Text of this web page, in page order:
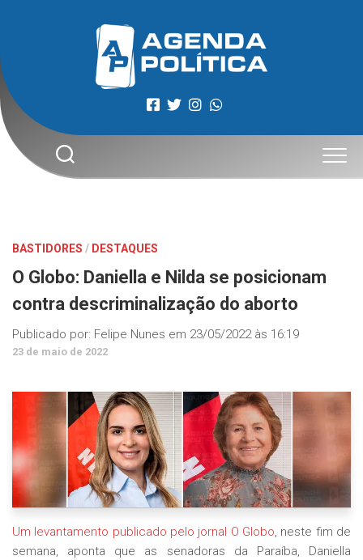
BASTIDORES / DESTAQUES
O Globo: Daniella e Nilda se posicionam
contra descriminalização do aborto
Publicado por: Felipe Nunes em 23/05/2022 às 16:19
23 de maio de 2022
Um levantamento publicado pelo jornal O Globo, neste fim de
semana, aponta que as senadoras da Paraíba, Daniella